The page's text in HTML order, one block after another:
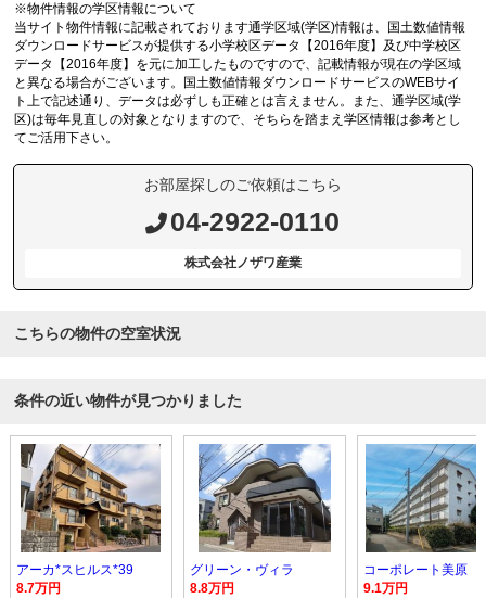
※物件情報の学区情報について
当サイト物件情報に記載されております通学区域(学区)情報は、国土数値情報
ダウンロードサービスが提供する小学校区データ【2016年度】及び中学校区
データ【2016年度】を元に加工したものですので、記載情報が現在の学区域
と異なる場合がございます。国土数値情報ダウンロードサービスのWEBサイ
ト上で記述通り、データは必ずしも正確とは言えません。また、通学区域(学
区)は毎年見直しの対象となりますので、そちらを踏まえ学区情報は参考とし
てご活用下さい。
お部屋探しのご依頼はこちら
04-2922-0110
株式会社ノザワ産業
こちらの物件の空室状況
条件の近い物件が見つかりました
アーカ*スヒルス*39
8.7万円
グリーン・ヴィラ
8.8万円
コーポレート美原
9.1万円